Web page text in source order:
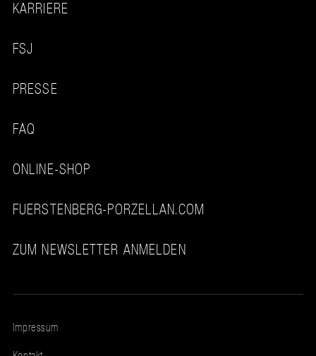
KARRIERE
FSJ
PRESSE
FAQ
ONLINE-SHOP
FUERSTENBERG-PORZELLAN.COM
ZUM NEWSLETTER ANMELDEN
Impressum